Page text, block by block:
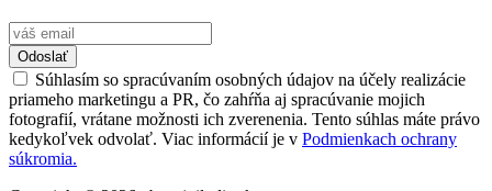
Odoslať
Súhlasím so spracúvaním osobných údajov na účely realizácie
priameho marketingu a PR, čo zahŕňa aj spracúvanie mojich
fotografií, vrátane možnosti ich zverenenia. Tento súhlas máte právo
kedykoľvek odvolať. Viac informácií je v Podmienkach ochrany
súkromia.